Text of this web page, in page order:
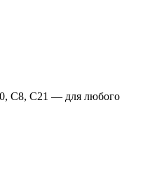
С8, С21 — для любого